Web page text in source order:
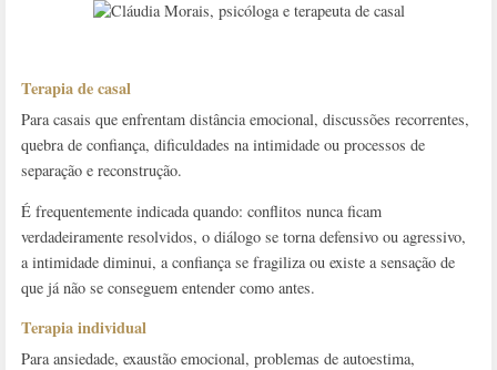
Terapia de casal
Para casais que enfrentam distância emocional, discussões recorrentes,
quebra de confiança, dificuldades na intimidade ou processos de
separação e reconstrução.
É frequentemente indicada quando: conflitos nunca ficam
verdadeiramente resolvidos, o diálogo se torna defensivo ou agressivo,
a intimidade diminui, a confiança se fragiliza ou existe a sensação de
que já não se conseguem entender como antes.
Terapia individual
Para ansiedade, exaustão emocional, problemas de autoestima,